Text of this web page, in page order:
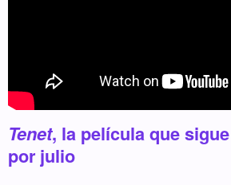
Tenet, la película que
por julio